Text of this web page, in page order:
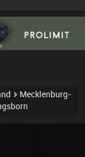
Mecklenburg-